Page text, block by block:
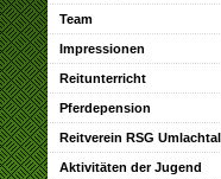
Team
Impressionen
Reitunterricht
Pferdepension
Reitverein RSG Umlachtal
Aktivitäten der Jugend